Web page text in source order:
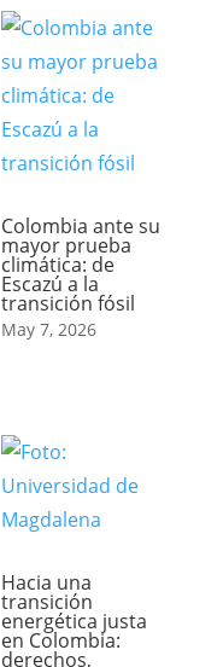
Colombia ante su
mayor prueba
climática: de
Escazú a la
transición fósil
May 7, 2026
Hacia una
transición
energética justa
en Colombia:
derechos,